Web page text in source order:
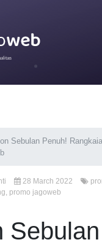
Sebulan Penuh!
28 March 2022
, promo jagoweb